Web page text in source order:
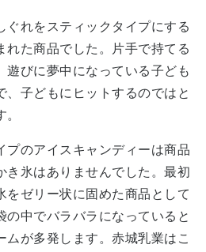
れをスティックタイプにする
れた商品でした。片手で持てる
遊びに夢中になっている子ども
、子どもにヒットするのではと
のアイスキャンディーは商品
き氷はありませんでした。最初
をゼリー状に固めた商品として
の中でバラバラになっていると
ムが多発します。赤城乳業はこ